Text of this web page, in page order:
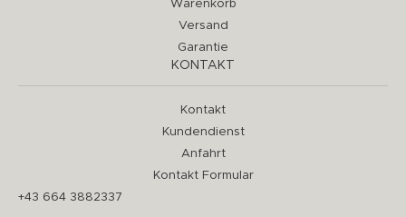
Warenkorb
Versand
Garantie
KONTAKT
Kontakt
Kundendienst
Anfahrt
Kontakt Formular
+43 664 3882337